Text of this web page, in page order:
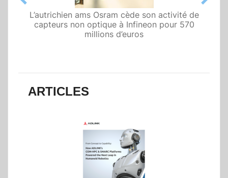
L’autrichien ams Osram cède son activité de
capteurs non optique à Infineon pour 570
millions d’euros
Qualcomm met en avant une architecture
fondée sur l’IA physique au service de robots
domestiques et humanoïdes
Previous Next
ARTICLES